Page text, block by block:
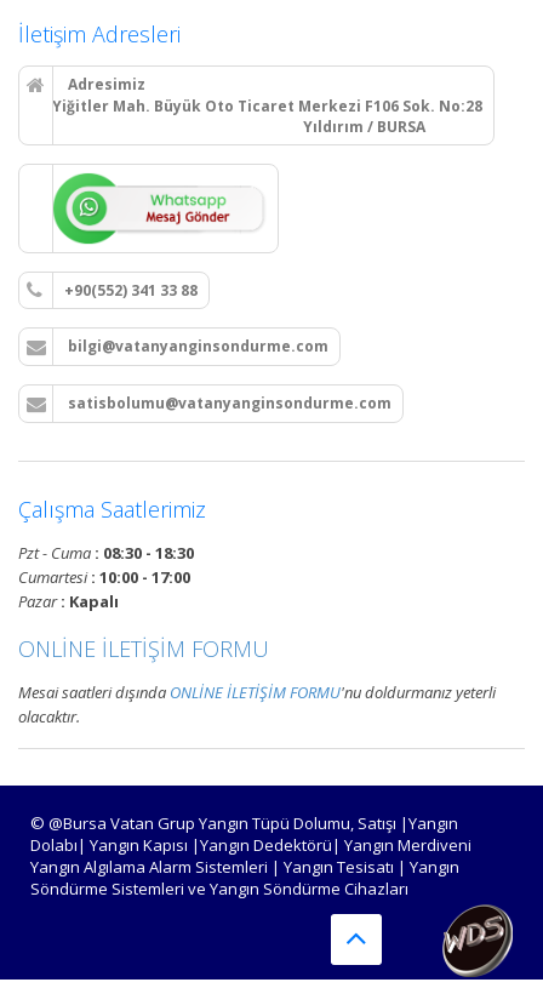
montaj ve tüp dolumu.
Bursa Yangın Dolabı, Hortum
dolapları montajı, seyyar
tekerlekli yangın hortumu
makaraları, yangın hidrant
hatları kurulumu ve periyodik
vana testleri.
yangın alarm kontrol paneli
projelendirme, montaj ve
Bursa Yangın Algılama ve İhbar
Alarm Sistemleri
Bursa adresli ve konvansiyonel
yangın alarm sistemleri
İletişim Adresleri
Adresimiz
Yiğitler Mah. Büyük Oto Ticaret Merkezi F106 Sok. No:28
Yıldırım / BURSA
+90(552) 341 33 88
bilgi@vatanyanginsondurme.com
satisbolumu@vatanyanginsondurme.com
Çalışma Saatlerimiz
Pzt - Cuma : 08:30 - 18:30
Cumartesi: 10:00 - 17:00
Pazar: Kapalı
ONLİNE İLETİŞİM FORMU
Mesai saatleri dışında ONLİNE İLETİŞİM FORMU'nu doldurmanız yeterli
olacaktır.
© @Bursa Vatan Grup Yangın Tüpü Dolumu, Satışı |Yangın
Dolabı| Yangın Kapısı |Yangın Dedektörü| Yangın Merdiveni
Yangın Algılama Alarm Sistemleri | Yangın Tesisatı | Yangın
Söndürme Sistemleri ve Yangın Söndürme Cihazları